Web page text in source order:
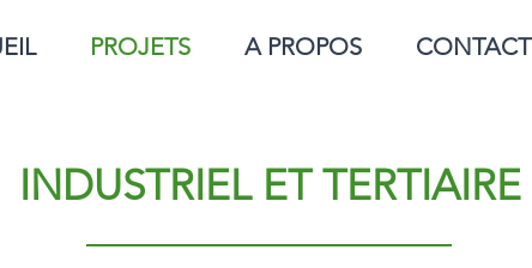
PROJETS A PROPOS CONTACT
INDUSTRIEL ET TERTIAIRE